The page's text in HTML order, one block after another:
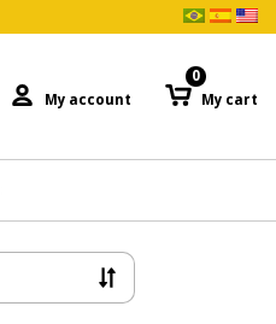
My account My cart
0